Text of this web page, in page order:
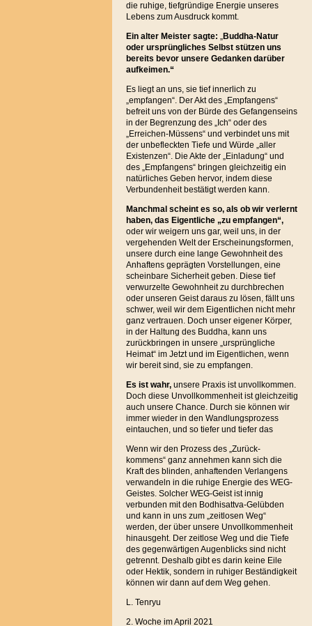
die ruhige, tiefgründige Energie unseres
Lebens zum Ausdruck kommt.
Ein alter Meister sagte: „Buddha-Natur
oder ursprüngliches Selbst stützen uns
bereits bevor unsere Gedanken darüber
aufkeimen.“
Es liegt an uns, sie tief innerlich zu
„empfangen“. Der Akt des „Empfangens“
befreit uns von der Bürde des Gefangenseins
in der Begrenzung des „Ich“ oder des
„Erreichen-Müssens“ und verbindet uns mit
der unbefleckten Tiefe und Würde „aller
Existenzen“. Die Akte der „Einladung“ und
des „Empfangens“ bringen gleichzeitig ein
natürliches Geben hervor, indem diese
Verbundenheit bestätigt werden kann.
Manchmal scheint es so, als ob wir verlernt
haben, das Eigentliche „zu empfangen“,
oder wir weigern uns gar, weil uns, in der
vergehenden Welt der Erscheinungsformen,
unsere durch eine lange Gewohnheit des
Anhaftens geprägten Vorstellungen, eine
scheinbare Sicherheit geben. Diese tief
verwurzelte Gewohnheit zu durchbrechen
oder unseren Geist daraus zu lösen, fällt uns
schwer, weil wir dem Eigentlichen nicht mehr
ganz vertrauen. Doch unser eigener Körper,
in der Haltung des Buddha, kann uns
zurückbringen in unsere „ursprüngliche
Heimat“ im Jetzt und im Eigentlichen, wenn
wir bereit sind, sie zu empfangen.
Es ist wahr,unsere Praxis ist unvollkommen.
Doch diese Unvollkommenheit ist gleichzeitig
auch unsere Chance. Durch sie können wir
immer wieder in den Wandlungsprozess
eintauchen, und so tiefer und tiefer das
Wenn wir den Prozess des „Zurück-
kommens“ ganz annehmen kann sich die
Kraft des blinden, anhaftenden Verlangens
verwandeln in die ruhige Energie des WEG-
Geistes. Solcher WEG-Geist ist innig
verbunden mit den Bodhisattva-Gelübden
und kann in uns zum „zeitlosen Weg“
werden, der über unsere Unvollkommenheit
hinausgeht. Der zeitlose Weg und die Tiefe
des gegenwärtigen Augenblicks sind nicht
getrennt. Deshalb gibt es darin keine Eile
oder Hektik, sondern in ruhiger Beständigkeit
können wir dann auf dem Weg gehen.
L. Tenryu
2. Woche im April 2021